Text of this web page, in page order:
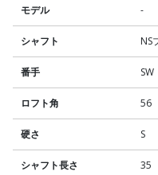
モデル -
シャフト NS
番手 SW
ロフト角 56
硬さ S
シャフト長さ 35